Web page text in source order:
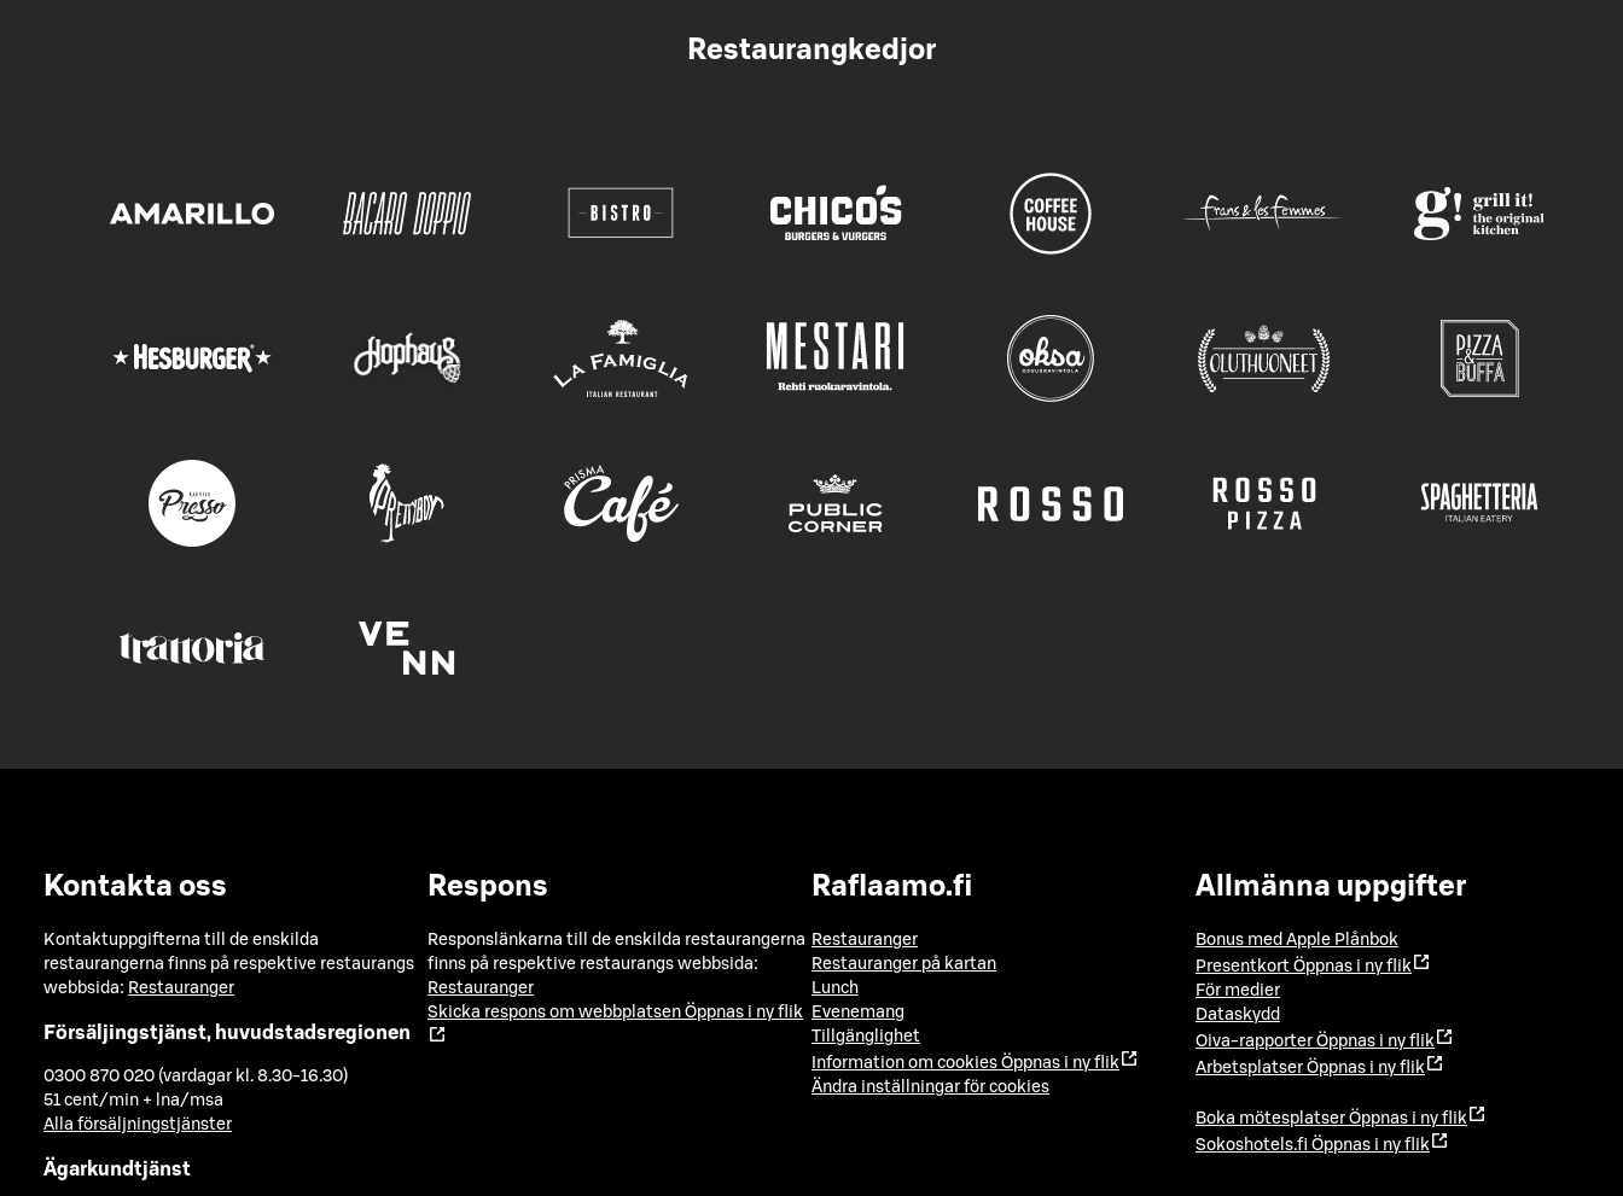
Restaurangkedjor
Kontakta oss
Kontaktuppgifterna till de enskilda
restaurangerna finns på respektive restaurangs
webbsida: Restauranger
Försäljingstjänst, huvudstadsregionen
0300 870 020 (vardagar kl. 8.30-16.30)
51 cent/min + lna/msa
Alla försäljningstjänster
Ägarkundtjänst
Respons
Responslänkarna till de enskilda restaurangerna
finns på respektive restaurangs webbsida:
Restauranger
Skicka respons om webbplatsen Öppnas i ny flik
Raflaamo.fi
Restauranger
Restauranger på kartan
Lunch
Evenemang
Tillgänglighet
Information om cookies Öppnas i ny flik
Ändra inställningar för cookies
Allmänna uppgifter
Bonus med Apple Plånbok
Presentkort Öppnas i ny flik
För medier
Dataskydd
Oiva-rapporter Öppnas i ny flik
Arbetsplatser Öppnas i ny flik
Boka mötesplatser Öppnas i ny flik
Sokoshotels.fi Öppnas i ny flik